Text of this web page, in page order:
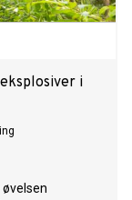
i